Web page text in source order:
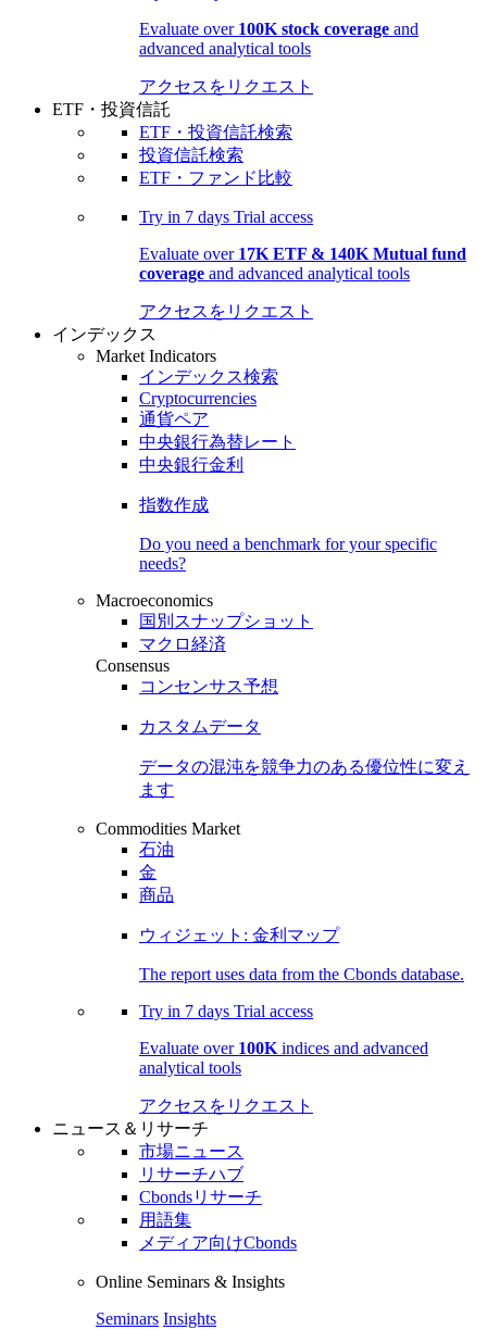
Evaluate over 100K stock coverage and
advanced analytical tools
アクセスをリクエスト
ETF・投資信託
ETF・投資信託検索
投資信託検索
ETF・ファンド比較
Try in 7 days Trial access
Evaluate over 17K ETF & 140K Mutual fund
coverage and advanced analytical tools
アクセスをリクエスト
インデックス
Market Indicators
インデックス検索
Cryptocurrencies
通貨ペア
中央銀行為替レート
中央銀行金利
指数作成
Do you need a benchmark for your specific
needs?
Macroeconomics
国別スナップショット
マクロ経済
Consensus
コンセンサス予想
カスタムデータ
データの混沌を競争力のある優位性に変え
ます
Commodities Market
石油
金
商品
ウィジェット: 金利マップ
The report uses data from the Cbonds database.
Try in 7 days Trial access
Evaluate over 100K indices and advanced
analytical tools
アクセスをリクエスト
ニュース＆リサーチ
市場ニュース
リサーチハブ
Cbondsリサーチ
用語集
メディア向けCbonds
Online Seminars & Insights
Seminars Insights